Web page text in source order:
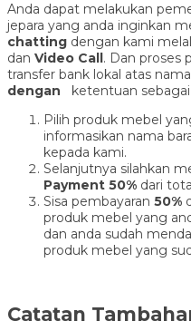
Anda dapat melakukan
jepara yang anda inginkan
chatting dengan kami
dan Video Call. Dan proses
transfer bank lokal atas
dengan ketentuan
Pilih produk mebel
informasikan nama
kepada kami.
Selanjutnya silahkan
Payment 50% dari
Sisa pembayaran 50%
produk mebel yang
dan anda sudah
produk mebel yang
Catatan